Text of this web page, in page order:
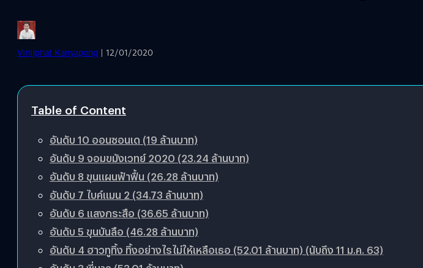
Vinijphat Kanyapong | 12/01/2020
Table of Content
อันดับ 10 ออนซอนเด (19 ล้านบาท)
อันดับ 9 จอมขมังเวทย์ 2020 (23.24 ล้านบาท)
อันดับ 8 ขุนแผนฟ้าฟื้น (26.28 ล้านบาท)
อันดับ 7 ไบค์แมน 2 (34.73 ล้านบาท)
อันดับ 6 แสงกระสือ (36.65 ล้านบาท)
อันดับ 5 ขุนบันลือ (46.28 ล้านบาท)
อันดับ 4 ฮาวทูทิ้ง ทิ้งอย่างไรไม่ให้เหลือเธอ (52.01 ล้านบาท) (นับถึง 11 ม.ค. 63)